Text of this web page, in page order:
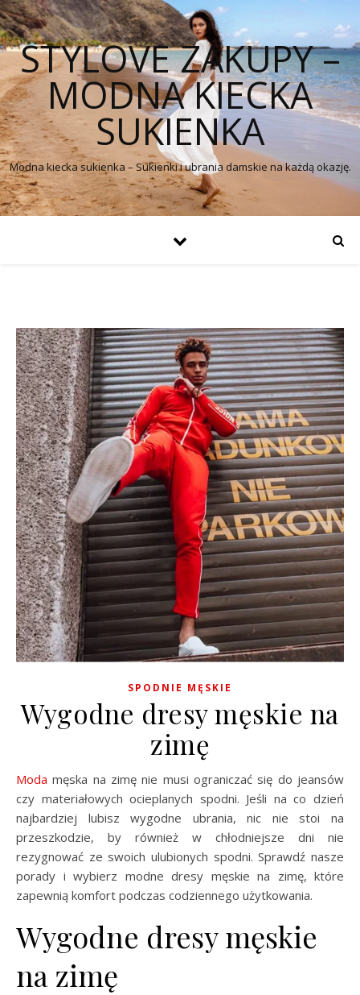
STYLOVE ZAKUPY –
MODNA KIECKA
SUKIENKA
Modna kiecka sukienka – Sukienki i ubrania damskie na każdą okazję.
SPODNIE MĘSKIE
Wygodne dresy męskie na
zimę
Moda męska na zimę nie musi ograniczać się do jeansów
czy materiałowych ocieplanych spodni. Jeśli na co dzień
najbardziej lubisz wygodne ubrania, nic nie stoi na
przeszkodzie, by również w chłodniejsze dni nie
rezygnować ze swoich ulubionych spodni. Sprawdź nasze
porady i wybierz modne dresy męskie na zimę, które
zapewnią komfort podczas codziennego użytkowania.
Wygodne dresy męskie
na zimę